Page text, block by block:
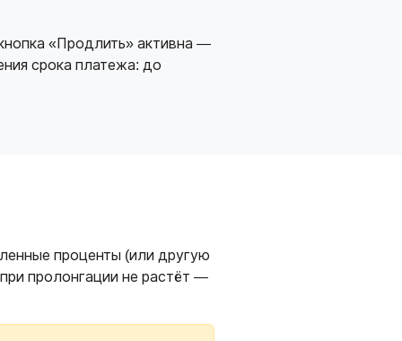
«Продлить» активна —
срока платежа: до
проценты (или другую
пролонгации не растёт —